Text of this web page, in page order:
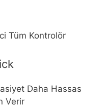
Tüm Kontrolör
Daha Hassas
Verir